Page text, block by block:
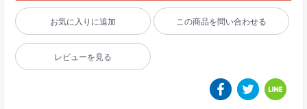
お気に入りに追加 この商品を問い合わせる
レビューを見る